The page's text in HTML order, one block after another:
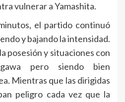
vulnerar a Yamashita.
el partido continuó
y bajando la intensidad.
posesión y situaciones con
pero siendo bien
Mientras que las dirigidas
peligro cada vez que la